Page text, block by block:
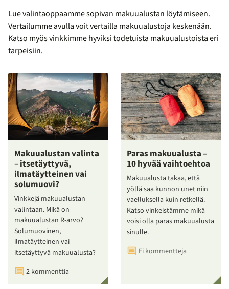
Lue valintaoppaamme sopivan makuualustan löytämiseen.
Vertailumme avulla voit vertailla makuualustoja keskenään.
Katso myös vinkkimme hyviksi todetuista makuualustoista eri
tarpeisiin.
Makuualustan valinta
– itsetäyttyvä,
ilmatäytteinen vai
solumuovi?
Vinkkejä makuualustan
valintaan. Mikä on
makuualustan R-arvo?
Solumuovinen,
ilmatäytteinen vai
itsetäyttyvä makuualusta?
2 kommenttia
Paras makuualusta –
10 hyvää vaihtoehtoa
Makuualusta takaa, että
yöllä saa kunnon unet niin
vaelluksella kuin retkellä.
Katso vinkeistämme mikä
voisi olla paras makuualusta
sinulle.
Ei kommentteja